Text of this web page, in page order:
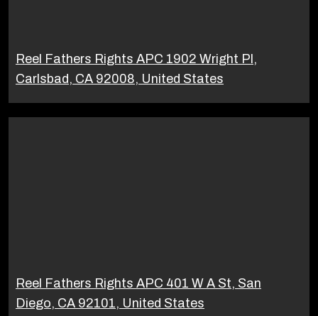
Reel Fathers Rights APC 1902 Wright Pl,
Carlsbad, CA 92008, United States
Reel Fathers Rights APC 401 W A St, San
Diego, CA 92101, United States